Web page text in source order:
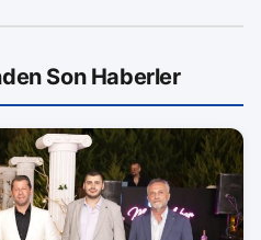
Son Haberler